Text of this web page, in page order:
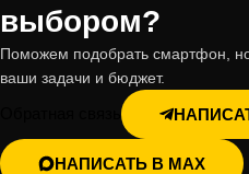
выбором?
Поможем подобрать смартфон,
ваши задачи и бюджет.
НАПИСАТЬ В MAX